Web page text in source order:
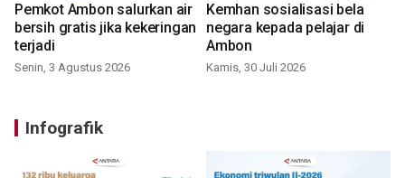
Pemkot Ambon salurkan air
bersih gratis jika kekeringan
terjadi
Senin, 3 Agustus 2026
Kemhan sosialisasi bela
negara kepada pelajar di
Ambon
Kamis, 30 Juli 2026
Infografik